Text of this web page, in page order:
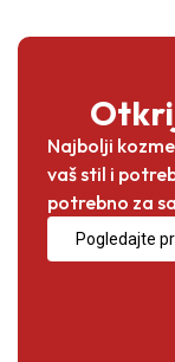
Najbolji
vaš stil i
potrebno za
Pogledajte